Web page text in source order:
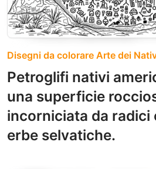
Disegni da colorare Arte dei
Petroglifi nativi
una superficie
incorniciata da radici
erbe selvatiche.